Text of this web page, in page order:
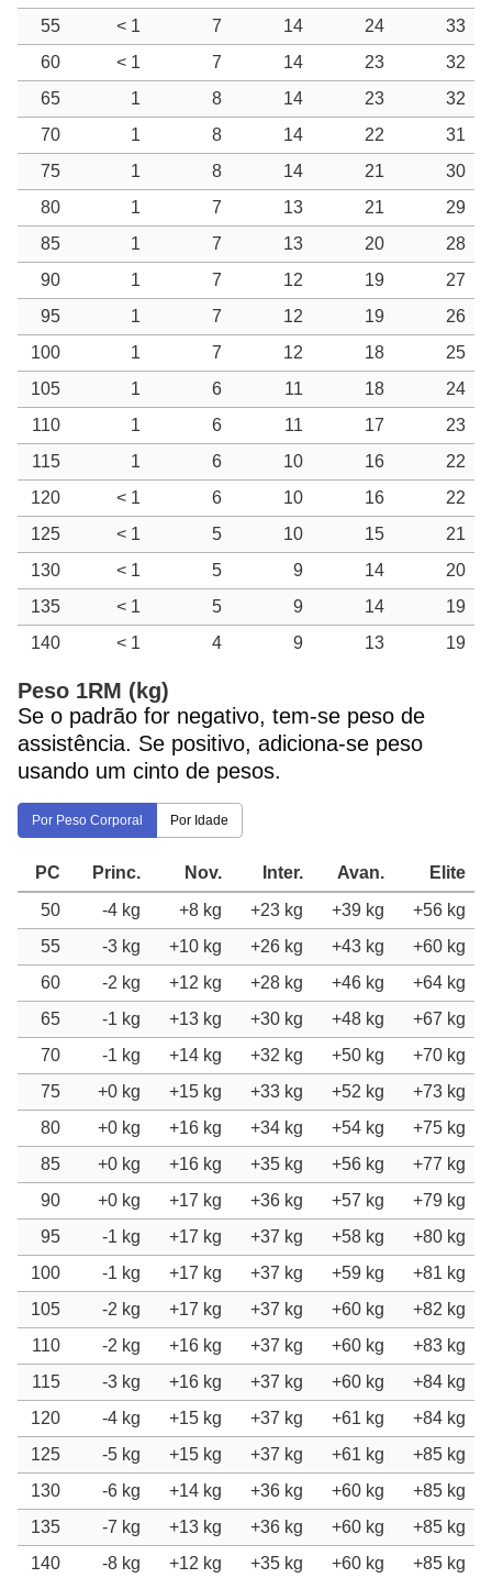
55 < 1 7 14 24
33
60
< 1 7 14 23
32
65
1 8 14 23
32
70
1 8 14 22
31
75
1 8 14 21
30
80
1 7 13 21
29
85
1 7 13 20
28
90
1 7 12 19
27
95
1 7 12 19
26
100
1 7 12 18
25
105
1 6 11 18
24
110
1 6 11 17
23
115
1 6 10 16
22
120
< 1 6 10 16
22
125
< 1 5 10 15
21
130
< 1 5 9 14
20
135
< 1 5 9 14
19
140
< 1 4 9 13 19
Peso 1RM (kg)
Se o padrão for negativo, tem-se peso de
assistência. Se positivo, adiciona-se peso
usando um cinto de pesos.
Por Peso Corporal Por Idade
PC Princ. Nov. Inter. Avan.
Elite
50
-4 kg +8 kg +23 kg +39 kg
+56 kg
55
-3 kg +10 kg +26 kg +43 kg
+60 kg
60
-2 kg +12 kg +28 kg +46 kg
+64 kg
65
-1 kg +13 kg +30 kg +48 kg
+67 kg
70
-1 kg +14 kg +32 kg +50 kg
+70 kg
75
+0 kg +15 kg +33 kg +52 kg
+73 kg
80
+0 kg +16 kg +34 kg +54 kg
+75 kg
85
+0 kg +16 kg +35 kg +56 kg
+77 kg
90
+0 kg +17 kg +36 kg +57 kg
+79 kg
95
-1 kg +17 kg +37 kg +58 kg
+80 kg
100
-1 kg +17 kg +37 kg +59 kg
+81 kg
105
-2 kg +17 kg +37 kg +60 kg
+82 kg
110
-2 kg +16 kg +37 kg +60 kg
+83 kg
115
-3 kg +16 kg +37 kg +60 kg
+84 kg
120
-4 kg +15 kg +37 kg +61 kg
+84 kg
125
-5 kg +15 kg +37 kg +61 kg
+85 kg
130
-6 kg +14 kg +36 kg +60 kg
+85 kg
135
-7 kg +13 kg +36 kg +60 kg
+85 kg
140
-8 kg +12 kg +35 kg +60 kg +85 kg